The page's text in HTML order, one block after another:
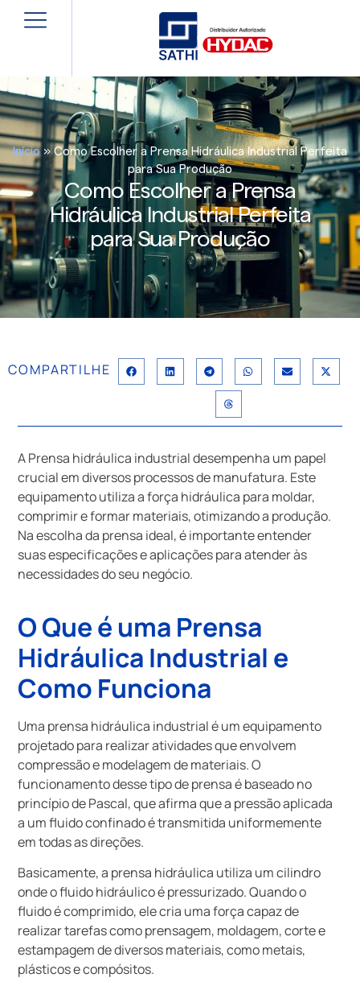
Início »Como Escolher a Prensa Hidráulica Industrial Perfeita
para Sua Produção
Como Escolher a Prensa
Hidráulica Industrial Perfeita
para Sua Produção
COMPARTILHE
A Prensa hidráulica industrial desempenha um papel
crucial em diversos processos de manufatura. Este
equipamento utiliza a força hidráulica para moldar,
comprimir e formar materiais, otimizando a produção.
Na escolha da prensa ideal, é importante entender
suas especificações e aplicações para atender às
necessidades do seu negócio.
O Que é uma Prensa
Hidráulica Industrial e
Como Funciona
Uma prensa hidráulica industrial é um equipamento
projetado para realizar atividades que envolvem
compressão e modelagem de materiais. O
funcionamento desse tipo de prensa é baseado no
princípio de Pascal, que afirma que a pressão aplicada
a um fluido confinado é transmitida uniformemente
em todas as direções.
Basicamente, a prensa hidráulica utiliza um cilindro
onde o fluido hidráulico é pressurizado. Quando o
fluido é comprimido, ele cria uma força capaz de
realizar tarefas como prensagem, moldagem, corte e
estampagem de diversos materiais, como metais,
plásticos e compósitos.